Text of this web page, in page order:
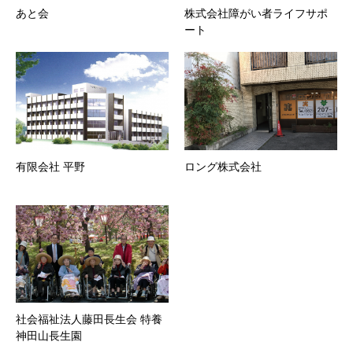
あと会
株式会社障がい者ライフサポ
ート
有限会社 平野 ロング株式会社
社会福祉法人藤田長生会 特養
神田山長生園